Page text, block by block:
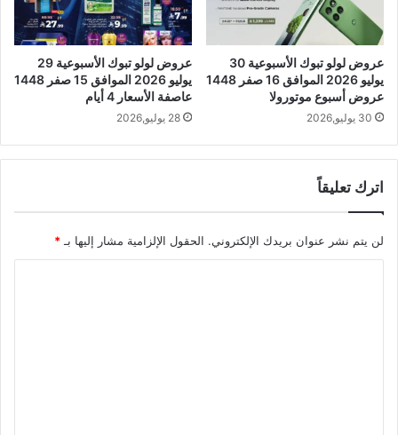
عروض لولو تبوك الأسبوعية 30
يوليو 2026 الموافق 16 صفر 1448
عروض أسبوع موتورولا
30 يوليو,2026
عروض لولو تبوك الأسبوعية 29
يوليو 2026 الموافق 15 صفر 1448
عاصفة الأسعار 4 أيام
28 يوليو,2026
اترك تعليقاً
لن يتم نشر عنوان بريدك الإلكتروني. الحقول الإلزامية مشار إليها بـ *